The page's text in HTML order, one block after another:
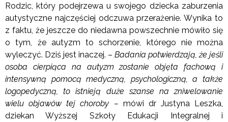
Rodzic, który podejrzewa u swojego dziecka zaburzenia
autystyczne najczęściej odczuwa przerażenie. Wynika to
z faktu, że jeszcze do niedawna powszechnie mówiło się
o tym, że autyzm to schorzenie, którego nie można
wyleczyć. Dziś jest inaczej. – Badania potwierdzają, że jeśli
osoba cierpiąca na autyzm zostanie objęta fachową i
intensywną pomocą medyczną, psychologiczną, a także
logopedyczną, to istnieją duże szanse na zniwelowanie
wielu objawów tej choroby – mówi dr Justyna Leszka,
dziekan Wyższej Szkoły Edukacji Integralnej i